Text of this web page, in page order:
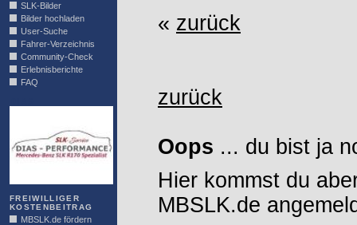
SLK-Bilder
Bilder hochladen
User-Suche
Fahrer-Verzeichnis
Community-Check
Erlebnisberichte
FAQ
FREIWILLIGER
KOSTENBEITRAG
MBSLK.de fördern
« zurück
zurück
Oops ... du bist ja
Hier kommst du
MBSLK.de